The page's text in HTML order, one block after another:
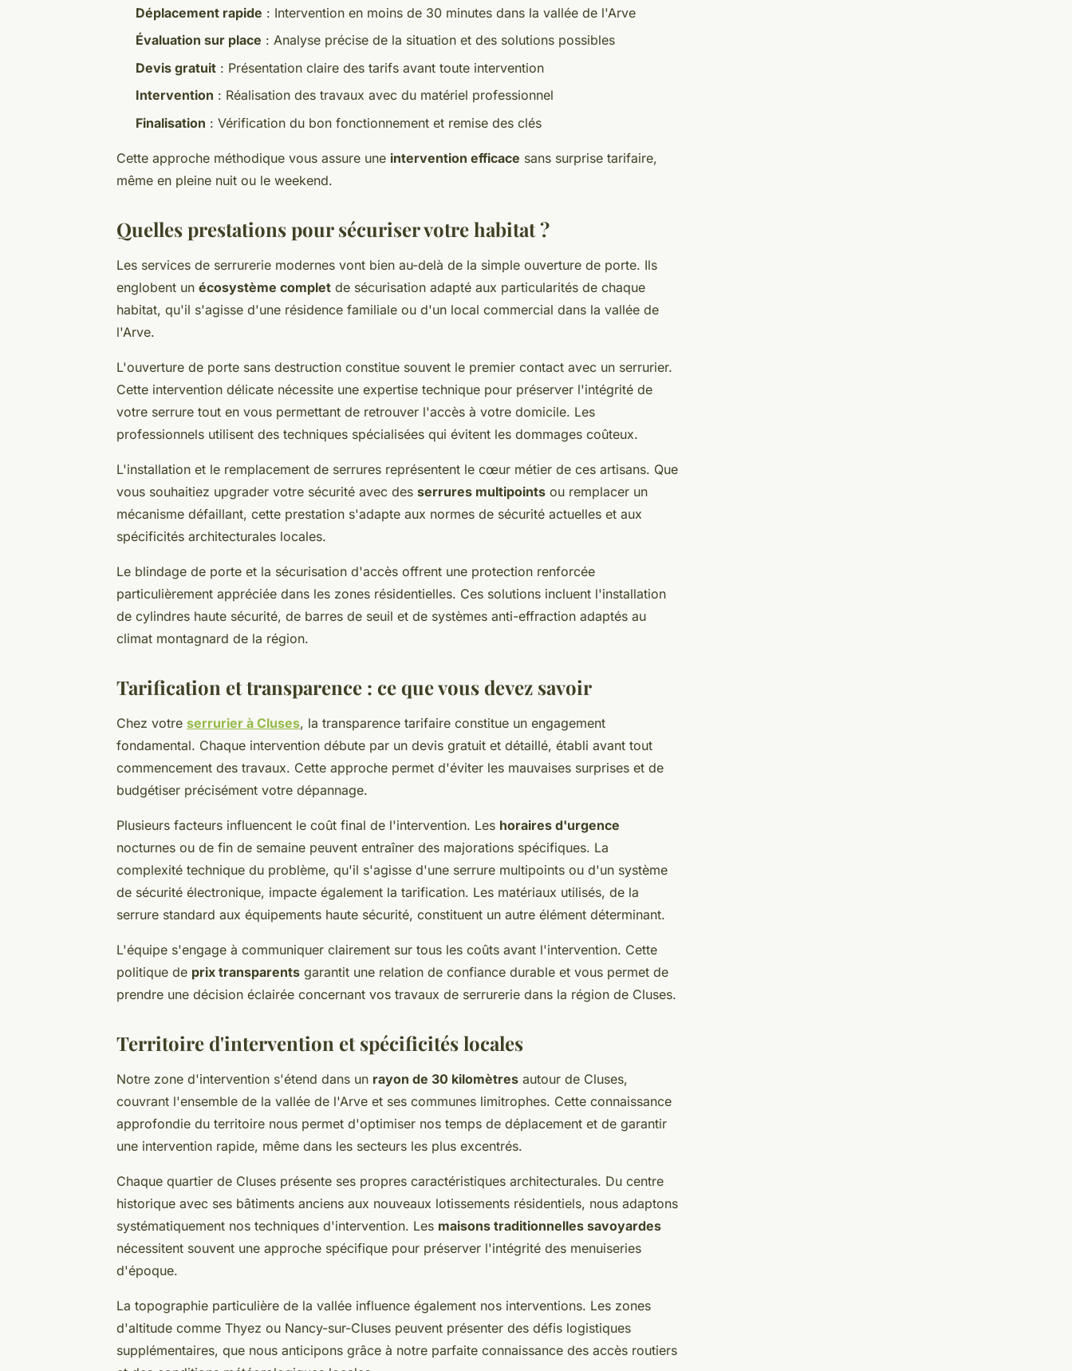
Déplacement rapide : Intervention en moins de 30 minutes dans la vallée de l'Arve
Évaluation sur place : Analyse précise de la situation et des solutions possibles
Devis gratuit : Présentation claire des tarifs avant toute intervention
Intervention : Réalisation des travaux avec du matériel professionnel
Finalisation : Vérification du bon fonctionnement et remise des clés
Cette approche méthodique vous assure une intervention efficace sans surprise tarifaire,
même en pleine nuit ou le weekend.
Quelles prestations pour sécuriser votre habitat ?
Les services de serrurerie modernes vont bien au-delà de la simple ouverture de porte. Ils
englobent un écosystème complet de sécurisation adapté aux particularités de chaque
habitat, qu'il s'agisse d'une résidence familiale ou d'un local commercial dans la vallée de
l'Arve.
L'ouverture de porte sans destruction constitue souvent le premier contact avec un serrurier.
Cette intervention délicate nécessite une expertise technique pour préserver l'intégrité de
votre serrure tout en vous permettant de retrouver l'accès à votre domicile. Les
professionnels utilisent des techniques spécialisées qui évitent les dommages coûteux.
L'installation et le remplacement de serrures représentent le cœur métier de ces artisans. Que
vous souhaitiez upgrader votre sécurité avec des serrures multipoints ou remplacer un
mécanisme défaillant, cette prestation s'adapte aux normes de sécurité actuelles et aux
spécificités architecturales locales.
Le blindage de porte et la sécurisation d'accès offrent une protection renforcée
particulièrement appréciée dans les zones résidentielles. Ces solutions incluent l'installation
de cylindres haute sécurité, de barres de seuil et de systèmes anti-effraction adaptés au
climat montagnard de la région.
Tarification et transparence : ce que vous devez savoir
Chez votre serrurier à Cluses, la transparence tarifaire constitue un engagement
fondamental. Chaque intervention débute par un devis gratuit et détaillé, établi avant tout
commencement des travaux. Cette approche permet d'éviter les mauvaises surprises et de
budgétiser précisément votre dépannage.
Plusieurs facteurs influencent le coût final de l'intervention. Les horaires d'urgence
nocturnes ou de fin de semaine peuvent entraîner des majorations spécifiques. La
complexité technique du problème, qu'il s'agisse d'une serrure multipoints ou d'un système
de sécurité électronique, impacte également la tarification. Les matériaux utilisés, de la
serrure standard aux équipements haute sécurité, constituent un autre élément déterminant.
L'équipe s'engage à communiquer clairement sur tous les coûts avant l'intervention. Cette
politique de prix transparents garantit une relation de confiance durable et vous permet de
prendre une décision éclairée concernant vos travaux de serrurerie dans la région de Cluses.
Territoire d'intervention et spécificités locales
Notre zone d'intervention s'étend dans un rayon de 30 kilomètres autour de Cluses,
couvrant l'ensemble de la vallée de l'Arve et ses communes limitrophes. Cette connaissance
approfondie du territoire nous permet d'optimiser nos temps de déplacement et de garantir
une intervention rapide, même dans les secteurs les plus excentrés.
Chaque quartier de Cluses présente ses propres caractéristiques architecturales. Du centre
historique avec ses bâtiments anciens aux nouveaux lotissements résidentiels, nous adaptons
systématiquement nos techniques d'intervention. Les maisons traditionnelles savoyardes
nécessitent souvent une approche spécifique pour préserver l'intégrité des menuiseries
d'époque.
La topographie particulière de la vallée influence également nos interventions. Les zones
d'altitude comme Thyez ou Nancy-sur-Cluses peuvent présenter des défis logistiques
supplémentaires, que nous anticipons grâce à notre parfaite connaissance des accès routiers